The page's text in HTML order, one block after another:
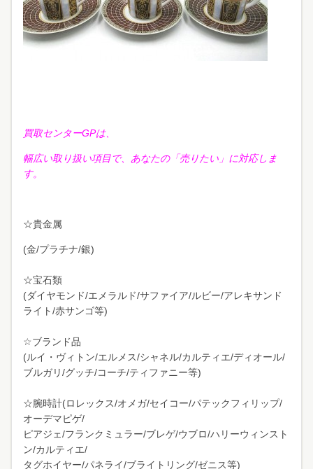
買取センターGPは、
幅広い取り扱い項目で、あなたの「売りたい」に対応しま
す。
☆貴金属
(金/プラチナ/銀)
☆宝石類
(ダイヤモンド/エメラルド/サファイア/ルビー/アレキサンド
ライト/赤サンゴ等)
☆ブランド品
(ルイ・ヴィトン/エルメス/シャネル/カルティエ/ディオール/
ブルガリ/グッチ/コーチ/ティファニー等)
☆腕時計(ロレックス/オメガ/セイコー/パテックフィリップ/
オーデマピゲ/
ピアジェ/フランクミュラー/ブレゲ/ウブロ/ハリーウィンスト
ン/カルティエ/
タグホイヤー/パネライ/ブライトリング/ゼニス等)